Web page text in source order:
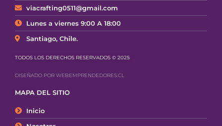
viacrafting0511@gmail.com
Lunes a viernes 9:00 A 18:00
Santiago, Chile.
TODOS LOS DERECHOS RESERVADOS © 2025
DISEÑADO POR WEBEMPRENDEDORES.CL
MAPA DEL SITIO
Inicio